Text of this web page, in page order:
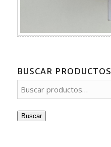
BUSCAR PRODUCTOS
Buscar